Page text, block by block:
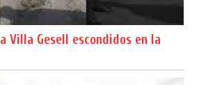
Villa Gesell escondidos en la